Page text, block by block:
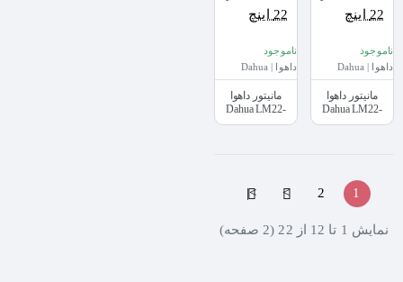
ناموجود
داهوا | Dahua
مانیتور داهوا
Dahua LM22-
H200 سایز 22 اینچ
ناموجود
داهوا | Dahua
مانیتور داهوا
Dahua LM22-
L200 سایز 22 اینچ
1
2
>
>|
نمايش 1 تا 12 از 22 (2 صفحه)